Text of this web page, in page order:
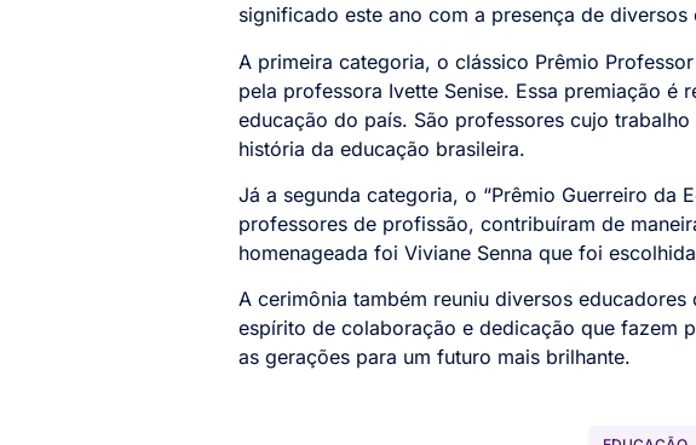
significado este ano com a presença de
A primeira categoria, o clássico Prêmio
pela professora Ivette Senise. Essa premiação é
educação do país. São professores cujo
história da educação brasileira.
Já a segunda categoria, o “Prêmio Guerreiro da
professores de profissão, contribuíram de
homenageada foi Viviane Senna que foi
A cerimônia também reuniu diversos
espírito de colaboração e dedicação que fazem
as gerações para um futuro mais brilhante.